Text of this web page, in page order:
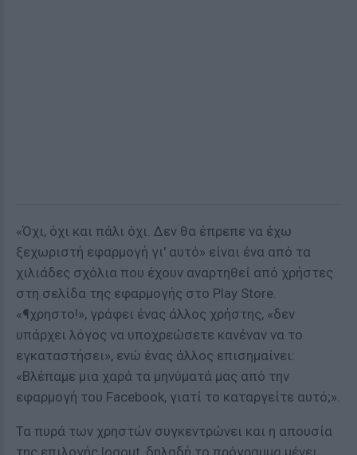
«Όχι, όχι και πάλι όχι. Δεν θα έπρεπε να έχω
ξεχωριστή εφαρμογή γι' αυτό» είναι ένα από τα
χιλιάδες σχόλια που έχουν αναρτηθεί από χρήστες
στη σελίδα της εφαρμογής στο Play Store.
«¶χρηστο!», γράφει ένας άλλος χρήστης, «δεν
υπάρχει λόγος να υποχρεώσετε κανέναν να το
εγκαταστήσει», ενώ ένας άλλος επισημαίνει:
«Βλέπαμε μια χαρά τα μηνύματά μας από την
εφαρμογή του Facebook, γιατί το καταργείτε αυτό;».
Τα πυρά των χρηστών συγκεντρώνει και η απουσία
της επιλογής logout, δηλαδή το πρόγραμμα μένει